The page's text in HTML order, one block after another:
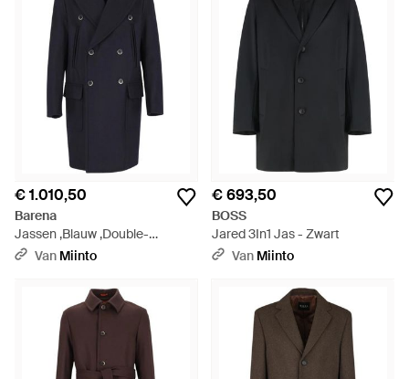
€ 1.010,50
Barena
Jassen ,Blauw ,Double-
Breasted Coat - Blauw
Van Miinto
€ 693,50
BOSS
Jared 3In1 Jas - Zwart
Van Miinto